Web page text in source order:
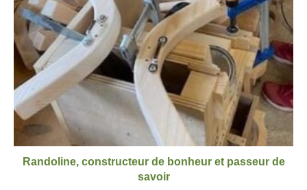
Randoline, constructeur de bonheur et passeur de
savoir